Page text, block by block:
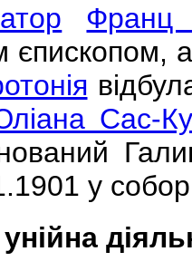
єпископом,
Сас-
у